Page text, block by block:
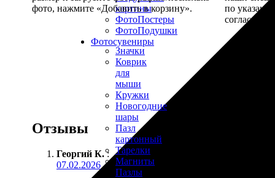
картины
ФотоПостеры
ФотоПодушки
Фотоcувениры
Значки
Коврик
для
мыши
Кружки
Новогодние
шары
Пазл
картонный
Тарелки
Магниты
Пазлы
фото, нажмите «Добавить в корзину».
по
Отзывы
Георгий К. :
07.02.2026